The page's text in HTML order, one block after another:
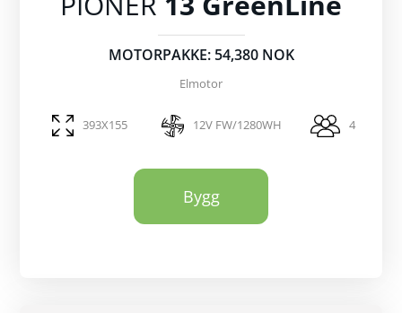
MOTORPAKKE: 54,380 NOK
Elmotor
393X155 12V FW/1280WH 4
Bygg